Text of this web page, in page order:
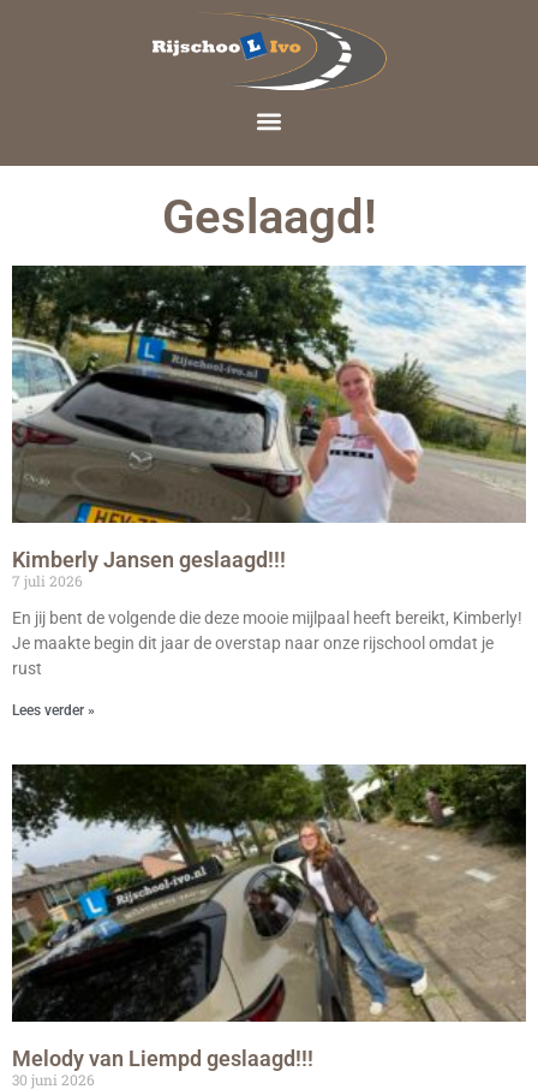
Geslaagd!
Kimberly Jansen geslaagd!!!
7 juli 2026
En jij bent de volgende die deze mooie mijlpaal heeft bereikt, Kimberly!
Je maakte begin dit jaar de overstap naar onze rijschool omdat je
rust
Lees verder »
Melody van Liempd geslaagd!!!
30 juni 2026